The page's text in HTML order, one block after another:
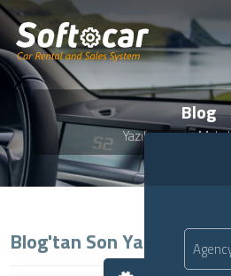
Blog
Yazılarımız ve
Blog'tan Son Yazılar